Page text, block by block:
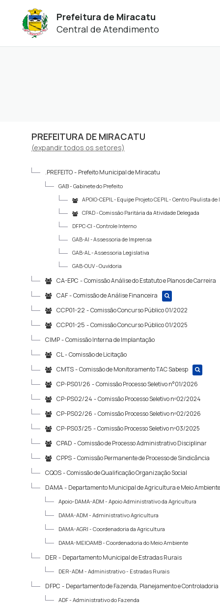
Prefeitura de Miracatu
Central de Atendimento
PREFEITURA DE MIRACATU
(expandirtodos os setores)
.PREFEITO - Prefeito Municipal de Miracatu
GAB - Gabinete do Prefeito
APOIO-CEPIL - Equipe Projeto CEPIL - Centro Paulista
CPAD -Comissão Paritária da Atividade Delegada
DFPC-CI -Controle Interno
GAB-AI -Assessoria de Imprensa
GAB-AL -Assessoria Legislativa
GAB-OUV -Ouvidoria
CA-EPC -Comissão Análise do Estatuto e Planos de Carreira
CAF -Comissão de Análise Financeira
CCP01-22 -Comissão Concurso Público 01/2022
CCP01-25 -Comissão Concurso Público 01/2025
CIMP -Comissão Interna de Implantação
CL -Comissão de Licitação
CMTS -Comissão de Monitoramento TAC Sabesp
CP-PS01/26 -Comissão Processo Seletivo n°01/2026
CP-PS02/24 -Comissão Processo Seletivo nº02/2024
CP-PS02/26 -Comissão Processo Seletivo nº02/2026
CP-PS03/25 -Comissão Processo Seletivo nº03/2025
CPAD -Comissão de Processo Administrativo Disciplinar
CPPS -Comissão Permanente de Processo de Sindicância
CQOS -Comissão de Qualificação Organização Social
DAMA - Departamento Municipal de Agricultura e Meio Ambiente
Apoio-DAMA-ADM - Apoio Administrativo da Agricultura
DAMA-ADM - Administrativo Agricultura
DAMA-AGRI - Coordenadoria da Agricultura
DAMA-MEIOAMB - Coordenadoria do Meio Ambiente
DER - Departamento Municipal de Estradas Rurais
DER-ADM - Administrativo - Estradas Rurais
DFPC - Departamento de Fazenda, Planejamento e Controladoria
ADF - Administrativo do Fazenda